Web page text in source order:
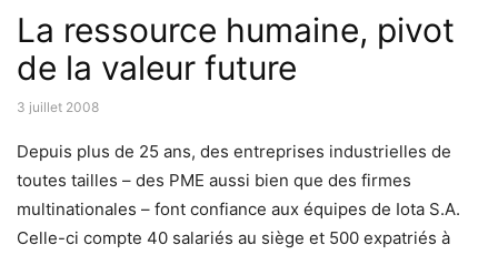
La ressource humaine, pivot
de la valeur future
3 juillet 2008
Depuis plus de 25 ans, des entreprises industrielles de
toutes tailles – des PME aussi bien que des firmes
multinationales – font confiance aux équipes de Iota S.A.
Celle-ci compte 40 salariés au siège et 500 expatriés à